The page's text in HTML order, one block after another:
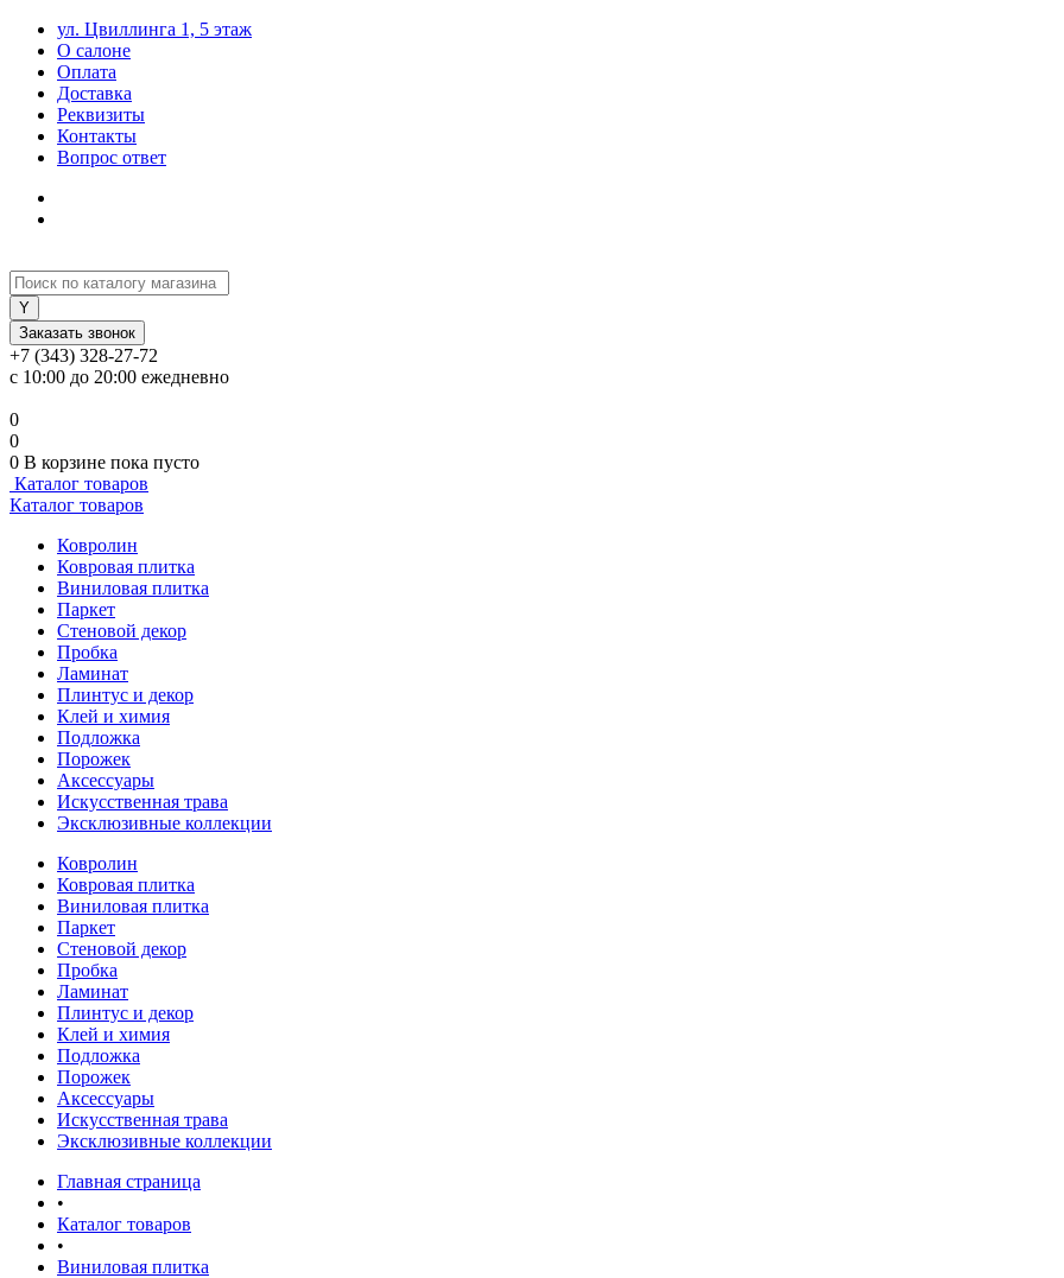
ул. Цвиллинга 1, 5 этаж
О салоне
Оплата
Доставка
Реквизиты
Контакты
Вопрос ответ
Заказать звонок
+7 (343) 328-27-72
с 10:00 до 20:00 ежедневно
0
0
0 В корзине пока пусто
Каталог товаров
Каталог товаров
Ковролин
Ковровая плитка
Виниловая плитка
Паркет
Стеновой декор
Пробка
Ламинат
Плинтус и декор
Клей и химия
Подложка
Порожек
Аксессуары
Искусственная трава
Эксклюзивные коллекции
Ковролин
Ковровая плитка
Виниловая плитка
Паркет
Стеновой декор
Пробка
Ламинат
Плинтус и декор
Клей и химия
Подложка
Порожек
Аксессуары
Искусственная трава
Эксклюзивные коллекции
Главная страница
•
Каталог товаров
•
Виниловая плитка